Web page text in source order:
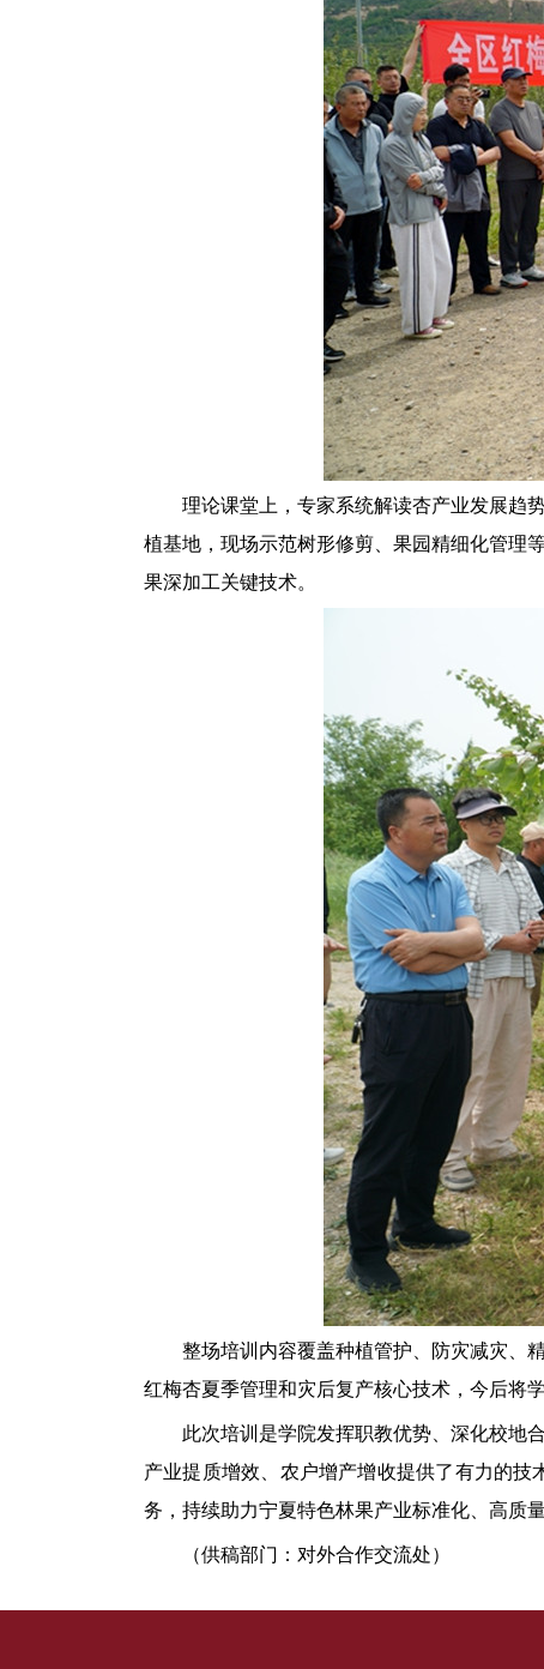
理论课堂上，专家系统解读杏产业发展趋
植基地，现场示范树形修剪、果园精细化管理
果深加工关键技术。
整场培训内容覆盖种植管护、防灾减灾、
红梅杏夏季管理和灾后复产核心技术， 今后将
此次培训是学院发挥职教优势、深化校地
产业提质增效、农户增产增收提供了有力的技
务，持续助力宁夏特色林果产业标准化、高质
（供稿部门 ： 对外合作交流处）